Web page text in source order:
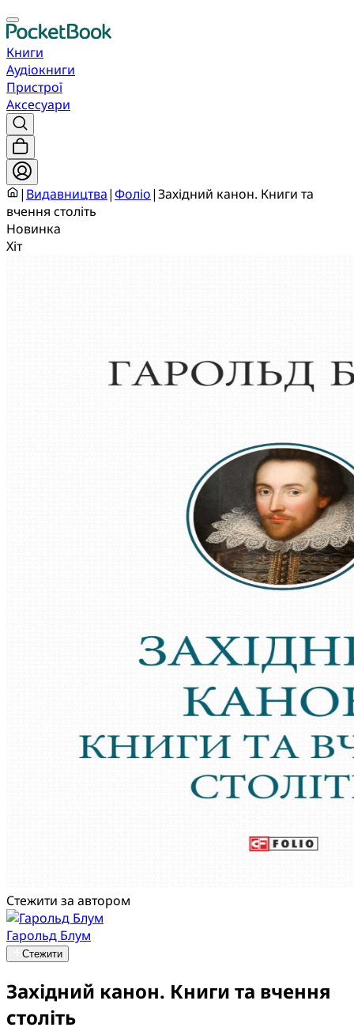
Книги
Аудіокниги
Пристрої
Аксесуари
| Видавництва|Фоліо|Західний канон. Книги та
вчення століть
Новинка
Хіт
Стежити за автором
Гарольд Блум
Стежити
Західний канон. Книги та вчення
століть